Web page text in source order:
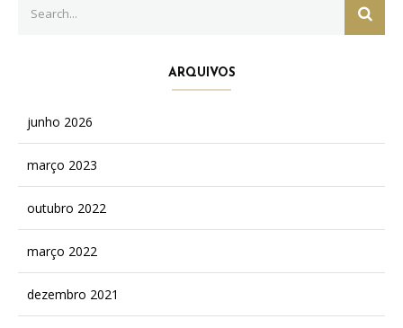
for:
ARQUIVOS
junho 2026
março 2023
outubro 2022
março 2022
dezembro 2021